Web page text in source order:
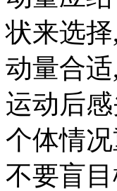
状来选
动量合
运动后
个体情
不要盲目